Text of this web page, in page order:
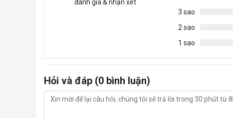
đánh giá & nhận xét
3 sao
2 sao
1 sao
Hỏi và đáp (0 bình luận)